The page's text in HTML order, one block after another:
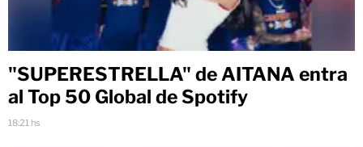
"SUPERESTRELLA" de AITANA entra
al Top 50 Global de Spotify
18:21 hs